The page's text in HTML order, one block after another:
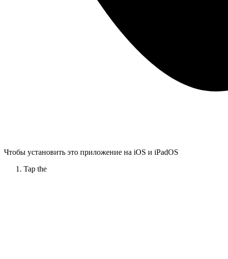
Чтобы установить это приложение на iOS и iPadOS
Tap the